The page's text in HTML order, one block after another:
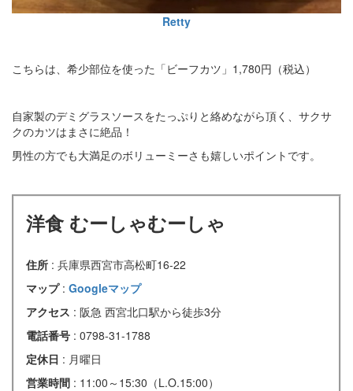
Retty
こちらは、希少部位を使った「ビーフカツ」1,780円（税込）
自家製のデミグラスソースをたっぷりと絡めながら頂く、サクサ
クのカツはまさに絶品！
男性の方でも大満足のボリューミーさも嬉しいポイントです。
洋食 むーしゃむーしゃ
住所 : 兵庫県西宮市高松町16-22
マップ : Googleマップ
アクセス : 阪急 西宮北口駅から徒歩3分
電話番号 : 0798-31-1788
定休日 : 月曜日
営業時間 : 11:00～15:30（L.O.15:00）